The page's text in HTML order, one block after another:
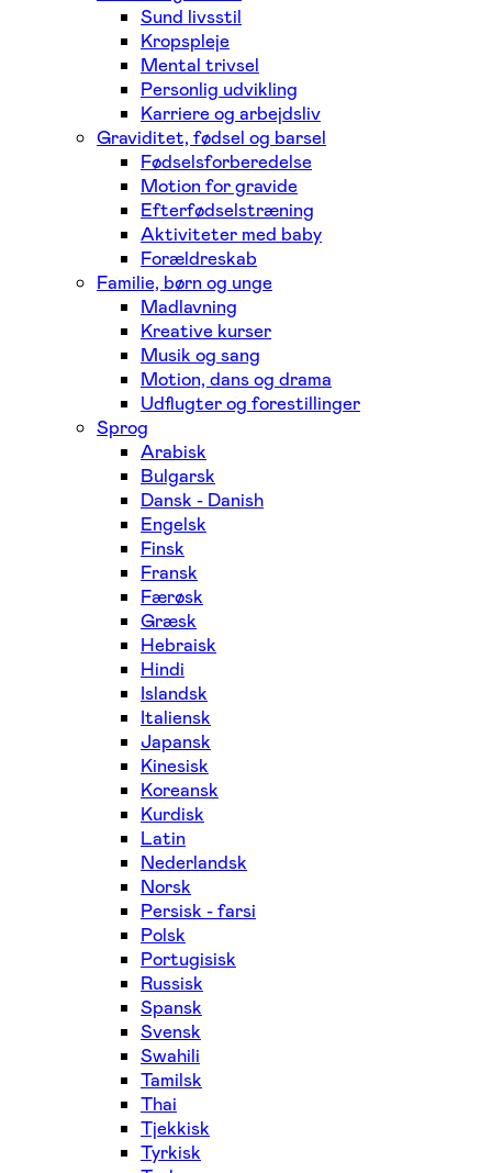
Sund livsstil
Kropspleje
Mental trivsel
Personlig udvikling
Karriere og arbejdsliv
Graviditet, fødsel og barsel
Fødselsforberedelse
Motion for gravide
Efterfødselstræning
Aktiviteter med baby
Forældreskab
Familie, børn og unge
Madlavning
Kreative kurser
Musik og sang
Motion, dans og drama
Udflugter og forestillinger
Sprog
Arabisk
Bulgarsk
Dansk - Danish
Engelsk
Finsk
Fransk
Færøsk
Græsk
Hebraisk
Hindi
Islandsk
Italiensk
Japansk
Kinesisk
Koreansk
Kurdisk
Latin
Nederlandsk
Norsk
Persisk - farsi
Polsk
Portugisisk
Russisk
Spansk
Svensk
Swahili
Tamilsk
Thai
Tjekkisk
Tyrkisk